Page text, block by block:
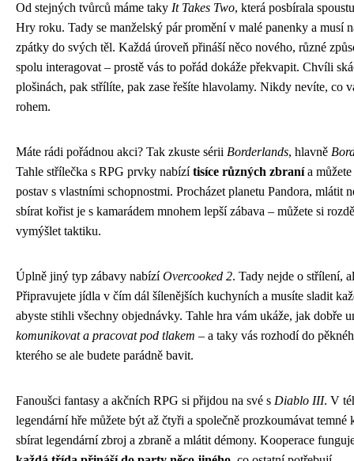
Od stejných tvůrců máme taky It Takes Two, která posbírala
Hry roku. Tady se manželský pár promění v malé panenky a musí
zpátky do svých těl. Každá úroveň přináší něco nového, různé
spolu interagovat – prostě vás to pořád dokáže překvapit. Chvíli
plošinách, pak střílíte, pak zase řešíte hlavolamy. Nikdy nevíte, co
rohem.
Máte rádi pořádnou akci? Tak zkuste sérii Borderlands, hlavně
Tahle střílečka s RPG prvky nabízítisíce různých zbranía
postav s vlastními schopnostmi. Procházet planetu Pandora, mlátit
sbírat kořist je s kamarádem mnohem lepší zábava – můžete si
vymýšlet taktiku.
Úplně jiný typ zábavy nabízíOvercooked 2. Tady nejde o střílení,
Připravujete jídla v čím dál šílenějších kuchyních a musíte sladit
abyste stihli všechny objednávky. Tahle hra vám ukáže, jak dobře
komunikovat a pracovat pod tlakem – a taky vás rozhodí do
kterého se ale budete parádně bavit.
Fanoušci fantasy a akčních RPG si přijdou na své s Diablo III. V
legendární hře můžete být až čtyři a společně prozkoumávat temné
sbírat legendární zbroj a zbraně a mlátit démony. Kooperace